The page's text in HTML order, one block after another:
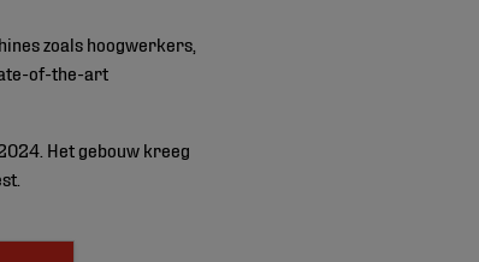
zoals hoogwerkers,
of-the-art
Het gebouw kreeg